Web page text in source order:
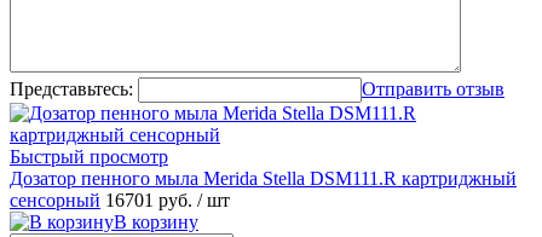
Представьтесь: Отправить отзыв
Быстрый просмотр
Дозатор пенного мыла Merida Stella DSM111.R картриджный
сенсорный 16701 руб. / шт
В корзину